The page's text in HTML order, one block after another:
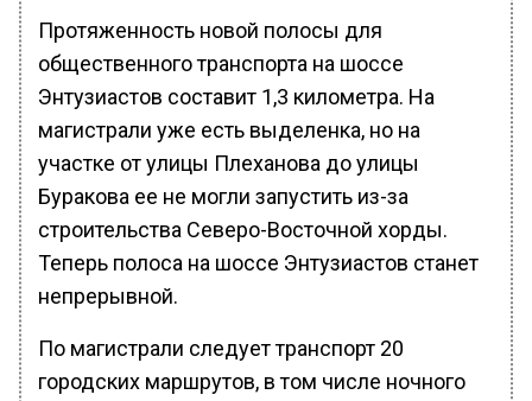
Протяженность новой полосы для
общественного транспорта на шоссе
Энтузиастов составит 1,3 километра. На
магистрали уже есть выделенка, но на
участке от улицы Плеханова до улицы
Буракова ее не могли запустить из-за
строительства Северо-Восточной хорды.
Теперь полоса на шоссе Энтузиастов станет
непрерывной.
По магистрали следует транспорт 20
городских маршрутов, в том числе ночного